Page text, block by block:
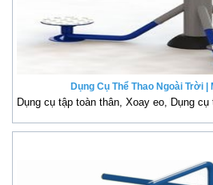
Dụng Cụ Thể Thao Ngoài Trời |
Dụng cụ tập toàn thân, Xoay eo, Dụng